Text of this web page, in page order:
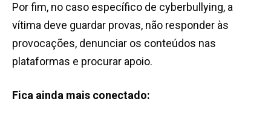
Por fim, no caso específico de cyberbullying, a
vítima deve guardar provas, não responder às
provocações, denunciar os conteúdos nas
plataformas e procurar apoio.
Fica ainda mais conectado: